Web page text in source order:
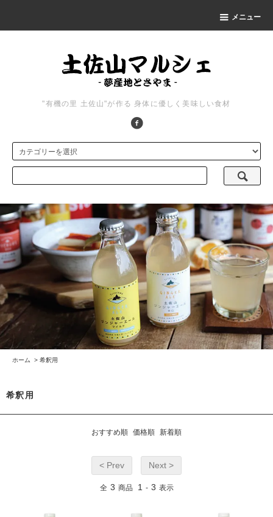
メニュー
"有機の里 土佐山"が作る 身体に優しく美味しい食材
ホーム > 希釈用
希釈用
おすすめ順 価格順 新着順
< Prev Next >
全 3 商品 1 - 3 表示